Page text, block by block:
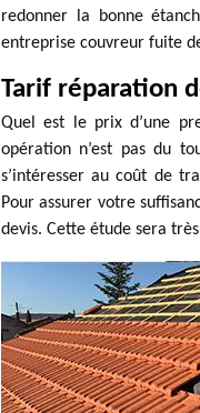
redonner la bonne
entreprise couvreur fuite
Tarif réparation
Quel est le prix d’une
opération n’est pas du
s’intéresser au coût de
Pour assurer votre
devis. Cette étude sera